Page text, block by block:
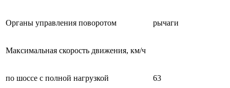
Органы управления поворотом рычаги
Максимальная скорость движения, км/ч
по шоссе с полной нагрузкой 63